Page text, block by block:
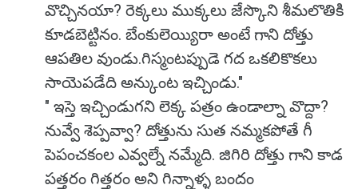
వొచ్చినయా? రెక్కలు ముక్కలు జేస్కొని శీమలొతికి
కూడబెట్టినం. బేంకులెయ్యిరా అంటే గాని దోత్తు
ఆపతిల వుండు.గిస్మంటప్పుడె గద ఒకలికొకలు
సాయెపడేది అన్కుంట ఇచ్చిండు."
" ఇస్తె ఇచ్చిండుగని లెక్క పత్రం ఉండాల్నా వొద్దా?
నువ్వే శెప్పవ్వా? దోత్తును సుత నమ్మకపోతే గీ
పెపంచకంల ఎవ్వల్నే నమ్మేది. జిగిరి దోత్తు గాని కాడ
పత్తరం గిత్తరం అని గిన్నాళ్ళ బందం